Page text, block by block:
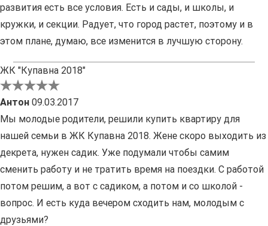
развития есть все условия. Есть и сады, и школы, и
кружки, и секции. Радует, что город растет, поэтому и в
этом плане, думаю, все изменится в лучшую сторону.
ЖК "Купавна 2018"
Антон 09.03.2017
Мы молодые родители, решили купить квартиру для
нашей семьи в ЖК Купавна 2018. Жене скоро выходить из
декрета, нужен садик. Уже подумали чтобы самим
сменить работу и не тратить время на поездки. С работой
потом решим, а вот с садиком, а потом и со школой -
вопрос. И есть куда вечером сходить нам, молодым с
друзьями?